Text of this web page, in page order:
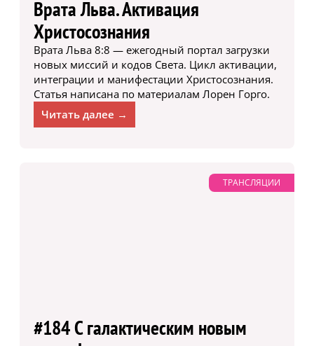
Врата Льва. Активация
Христосознания
Врата Льва 8:8 — ежегодный портал загрузки
новых миссий и кодов Света. Цикл активации,
интеграции и манифестации Христосознания.
Статья написана по материалам Лорен Горго.
Читать далее →
ТРАНСЛЯЦИИ
#184 С галактическим новым